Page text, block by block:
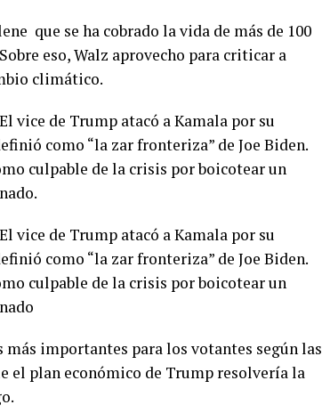
que se ha cobrado la vida de más de 100
eso, Walz aprovecho para criticar a
climático.
vice de Trump atacó a Kamala por su
como “la zar fronteriza” de Joe Biden.
culpable de la crisis por boicotear un
vice de Trump atacó a Kamala por su
como “la zar fronteriza” de Joe Biden.
culpable de la crisis por boicotear un
importantes para los votantes según las
el plan económico de Trump resolvería la